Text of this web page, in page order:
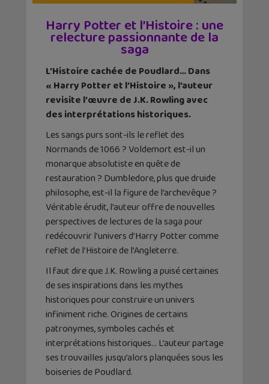
Harry Potter et l’Histoire : une
relecture passionnante de la
saga
L’Histoire cachée de Poudlard… Dans
« Harry Potter et l’Histoire », l’auteur
revisite l’œuvre de J.K. Rowling avec
des interprétations historiques.
Les sangs purs sont-ils le reflet des
Normands de 1066 ? Voldemort est-il un
monarque absolutiste en quête de
restauration ? Dumbledore, plus que druide
philosophe, est-il la figure de l’archevêque ?
Véritable érudit, l’auteur offre de nouvelles
perspectives de lectures de la saga pour
redécouvrir l’univers d’Harry Potter comme
reflet de l’Histoire de l’Angleterre.
Il faut dire que J.K. Rowling a puisé certaines
de ses inspirations dans les mythes
historiques pour construire un univers
infiniment riche. Origines de certains
patronymes, symboles cachés et
interprétations historiques… L’auteur partage
ses trouvailles jusqu’alors planquées sous les
boiseries de Poudlard.